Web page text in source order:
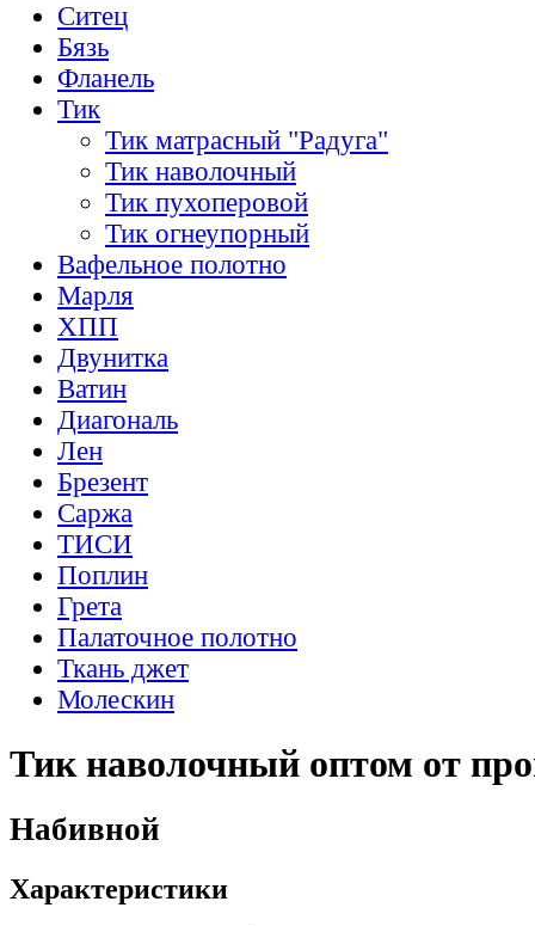
Ситец
Бязь
Фланель
Тик
Тик матрасный "Радуга"
Тик наволочный
Тик пухоперовой
Тик огнеупорный
Вафельное полотно
Марля
ХПП
Двунитка
Ватин
Диагональ
Лен
Брезент
Саржа
ТИСИ
Поплин
Грета
Палаточное полотно
Ткань джет
Молескин
Тик наволочный оптом от
Набивной
Характеристики